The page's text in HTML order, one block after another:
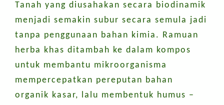
Tanah yang diusahakan secara biodinamik
menjadi semakin subur secara semula jadi
tanpa penggunaan bahan kimia. Ramuan
herba khas ditambah ke dalam kompos
untuk membantu mikroorganisma
mempercepatkan pereputan bahan
organik kasar, lalu membentuk humus –